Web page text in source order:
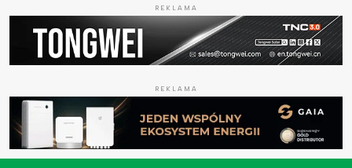
REKLAMA
REKLAMA